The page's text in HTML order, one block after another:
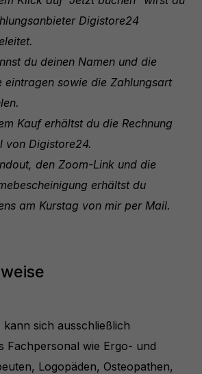
Digistore24
du deinen Namen und die
eintragen sowie die Zahlungsart
Kauf erhältst du die Rechnung
von Digistore24.
den Zoom-Link und die
erhältst du
am Kurstag von mir per Mail.
kann sich ausschließlich
Fachpersonal wie Ergo- und
Logopäden, Osteopathen,